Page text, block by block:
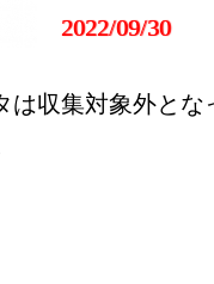
2022/09/30
ング：29位
収集対象外とな